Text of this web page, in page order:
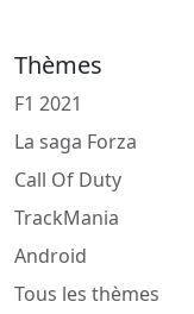
Thèmes
F1 2021
La saga Forza
Call Of Duty
TrackMania
Android
Tous les thèmes